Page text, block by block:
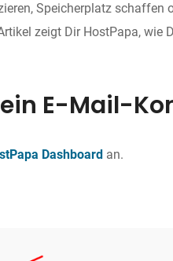
Speicherplatz schaffen
zeigt Dir HostPapa, wie
E-Mail-
Dashboard an.